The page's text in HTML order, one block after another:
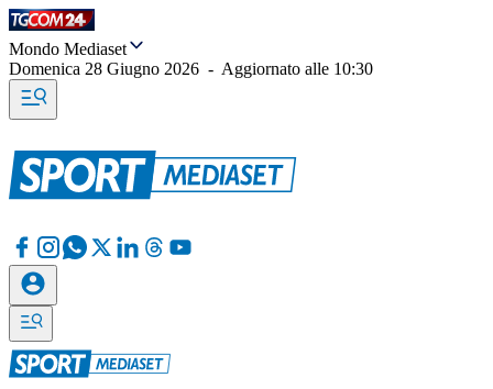
Mondo Mediaset
Domenica 28 Giugno 2026 - Aggiornato alle 10:30